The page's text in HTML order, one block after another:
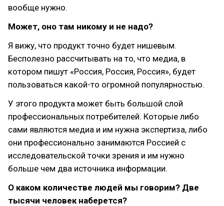
вообще нужно.
Может, оно там никому и не надо?
Я вижу, что продукт точно будет нишевым.
Бесполезно рассчитывать на то, что медиа, в
котором пишут «Россия, Россия, Россия», будет
пользоваться какой-то огромной популярностью.
У этого продукта может быть большой слой
профессиональных потребителей. Которые либо
сами являются медиа и им нужна экспертиза, либо
они профессионально занимаются Россией с
исследовательской точки зрения и им нужно
больше чем два источника информации.
О каком количестве людей мы говорим? Две
тысячи человек наберется?